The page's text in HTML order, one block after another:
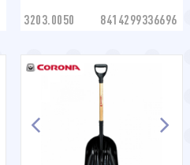
3203.0050 8414299336696